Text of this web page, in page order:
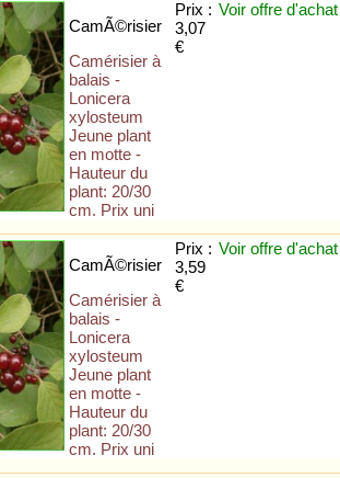
CamÃ©risier
Camérisier à
balais -
Lonicera
xylosteum
Jeune plant
en motte -
Hauteur du
plant: 20/30
cm. Prix uni
Prix :
3,07
€
Voir offre d'achat
CamÃ©risier
Camérisier à
balais -
Lonicera
xylosteum
Jeune plant
en motte -
Hauteur du
plant: 20/30
cm. Prix uni
Prix :
3,59
€
Voir offre d'achat